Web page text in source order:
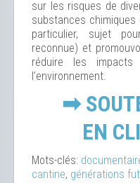
sur les risques de
substances
particulier, sujet
reconnue) et
réduire les
l’environnement.
➡
EN
Mots-clés:
cantine, générations